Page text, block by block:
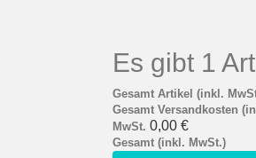
Es gibt 1
Gesamt Artikel (inkl.
Gesamt Versandkosten
MwSt. 0,00 €
Gesamt (inkl. MwSt.)